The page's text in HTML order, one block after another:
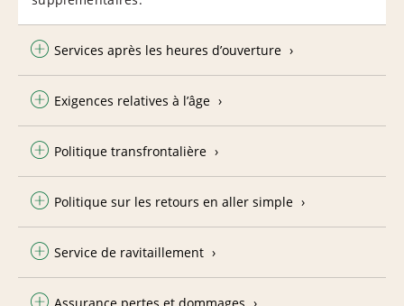
Services après les heures d’ouverture
Exigences relatives à l’âge
Politique transfrontalière
Politique sur les retours en aller simple
Service de ravitaillement
Assurance pertes et dommages